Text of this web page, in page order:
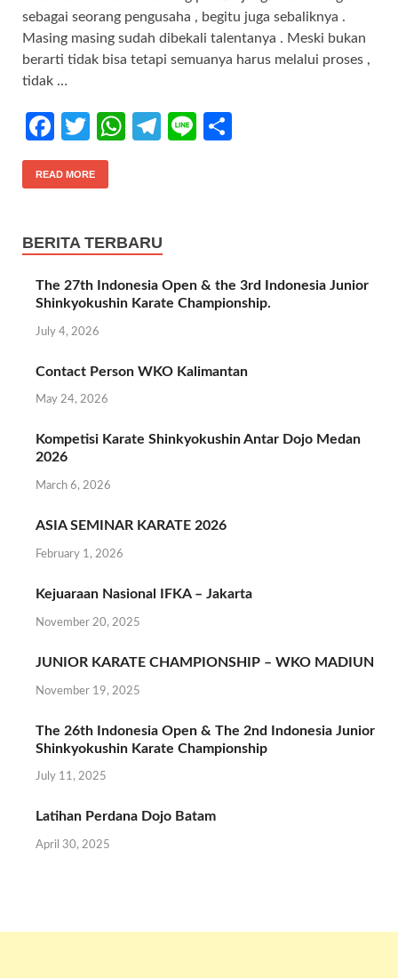
k
p
p
sebagai seorang pengusaha , begitu juga sebaliknya .
Masing masing sudah dibekali talentanya . Meski bukan
berarti tidak bisa tetapi semuanya harus melalui proses ,
tidak …
Fa
ce
b
o
T
w
itt
W
A
p
Te
m
Li
READ MORE
BERITA TERBARU
The 27th Indonesia Open & the 3rd Indonesia Junior
Shinkyokushin Karate Championship.
July 4, 2026
Contact Person WKO Kalimantan
May 24, 2026
Kompetisi Karate Shinkyokushin Antar Dojo Medan
2026
March 6, 2026
ASIA SEMINAR KARATE 2026
February 1, 2026
Kejuaraan Nasional IFKA – Jakarta
November 20, 2025
JUNIOR KARATE CHAMPIONSHIP – WKO MADIUN
November 19, 2025
The 26th Indonesia Open & The 2nd Indonesia Junior
Shinkyokushin Karate Championship
July 11, 2025
Latihan Perdana Dojo Batam
April 30, 2025